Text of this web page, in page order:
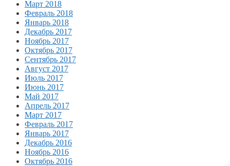
Март 2018
Февраль 2018
Январь 2018
Декабрь 2017
Ноябрь 2017
Октябрь 2017
Сентябрь 2017
Август 2017
Июль 2017
Июнь 2017
Май 2017
Апрель 2017
Март 2017
Февраль 2017
Январь 2017
Декабрь 2016
Ноябрь 2016
Октябрь 2016